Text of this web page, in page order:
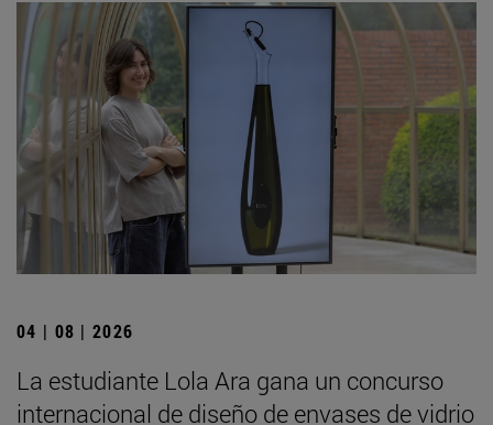
04 | 08 | 2026
La estudiante Lola Ara gana un concurso
internacional de diseño de envases de vidrio